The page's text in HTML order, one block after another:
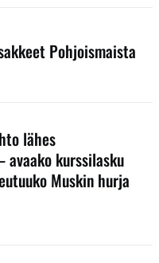
Pohjoismaista
lähes
kurssilasku
Muskin hurja